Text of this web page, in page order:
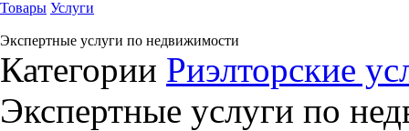
Товары Услуги
Экспертные услуги по недвижимости
Категории Риэлторские
Экспертные услуги по